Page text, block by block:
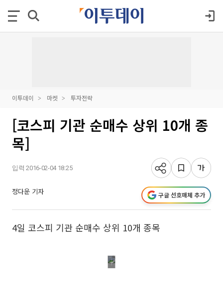
이투데이 마켓 투자전략
[코스피 기관 순매수 상위 10개 종
목]
입력 2016-02-04 18:25
정다운 기자 구글 선호매체 추가
4일 코스피 기관 순매수 상위 10개 종목